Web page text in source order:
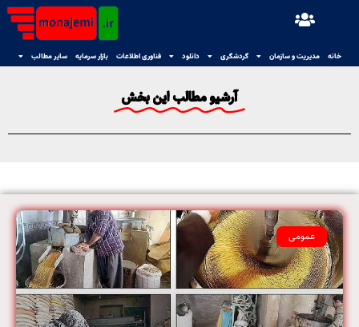
خانه مدیریت و سازمان گردشگری دانلود فناوری اطلاعات بازار سرمایه سایر مطالب
آرشیو مطالب این بخش
عمومی